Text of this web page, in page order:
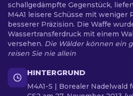
schallgedämpfte Gegenstück,
M4A1 leisere Schüsse mit weniger
besserer Präzision. Die Waffe
Wassertransferdruck mit einem
versehen. Die Wälder können ein
reisen Sie nie allein
HINTERGRUND
M4A1-S | Borealer